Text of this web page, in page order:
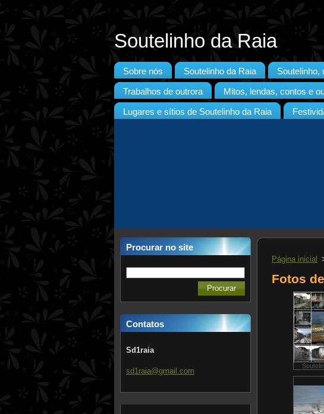
Soutelinho da Raia
Sobre nós Soutelinho da Raia Soutelinho,
Trabalhos de outrora Mitos, lendas, contos e
Lugares e sítios de Soutelinho da Raia
Procurar no site
Contatos
Sd1raia
sd1raia@gmail.com
Página inicial
Fotos